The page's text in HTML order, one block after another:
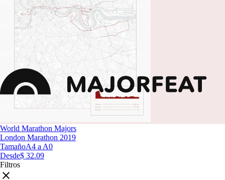
World Marathon Majors
London Marathon 2019
TamañoA4 a A0
Desde$ 32.09
Filtros